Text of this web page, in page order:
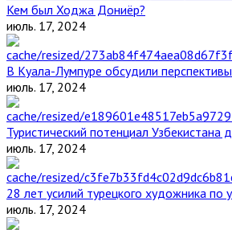
Кем был Ходжа Дониёр?
июль. 17, 2024
В Куала-Лумпуре обсудили
июль. 17, 2024
Туристический потенциал
июль. 17, 2024
28 лет усилий турецкого художника по
июль. 17, 2024